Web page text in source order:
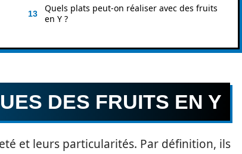
Quels plats peut-on réaliser avec des fruits
en Y ?
DES FRUITS EN Y
et leurs particularités. Par définition, ils